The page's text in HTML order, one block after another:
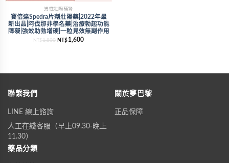
男性壯陽補腎
賽倍達Spedra片劑壯陽藥|2022年最
新出品|阿伐那非學名藥|治療勃起功能
障礙|強效助勃增硬|一粒見效無副作用
NT$1,800 NT$ 1,600
聯繫我們
LINE 線上諮詢
人工在綫客服（早上09.30-晚上
11.30）
關於夢巴黎
正品保障
藥品分類